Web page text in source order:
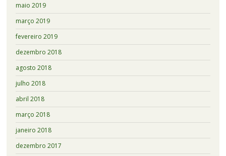
maio 2019
março 2019
fevereiro 2019
dezembro 2018
agosto 2018
julho 2018
abril 2018
março 2018
janeiro 2018
dezembro 2017